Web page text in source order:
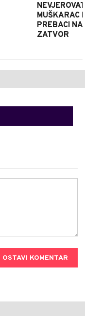
MUŠKARAC
PREBACI
ZATVOR
OSTAVI KOMENTAR